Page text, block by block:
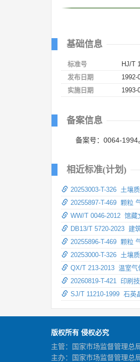
基础信息
标准号
HJ/T
发布日期
1992-
实施日期
1993-
备案信息
备案号：0064-1994
相近标准(计划)
20253003-T-326 土壤
20255897-T-469 颗粒
WW/T 0046-2012 馆藏
DB13/T 5720-2023 建
20255896-T-469 颗粒
20253000-T-326 土壤
QX/T 213-2013 温室气
20260819-T-421 印刷
SJ/T 11210-1999 石英
版权所有 侵权必究
主管：国家市场监督管理总
主办：国家市场监督管理总